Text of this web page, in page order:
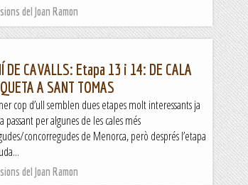
del Joan Ramon
DE CAVALLS: Etapa 13 i 14: DE CALA
A SANT TOMAS
cop d’ull semblen dues etapes molt interessants ja
passant per algunes de les cales més
concorregudes de Menorca, però després l’etapa
del Joan Ramon